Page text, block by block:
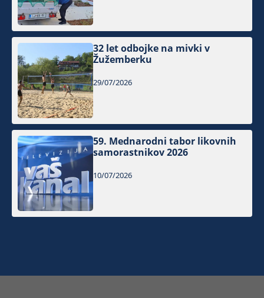
32 let odbojke na mivki v
Žužemberku
29/07/2026
59. Mednarodni tabor likovnih
samorastnikov 2026
10/07/2026